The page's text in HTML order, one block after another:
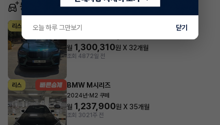
동일 차종 이어카
리스 BMW M시리즈
월 1,300,310원 X 32개월
조회 4872일 전
리스 BMW M시리즈
2024년· M2 쿠페
월 1,237,900원 X 35개월
조회 3021주 전
오늘 하루 그만보기 닫기